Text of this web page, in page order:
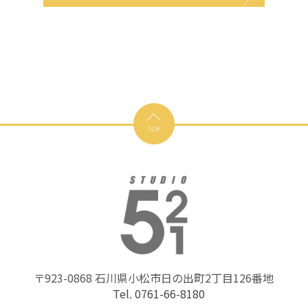
〒923-0868 石川県小松市日の出町2丁目126番地
Tel. 0761-66-8180